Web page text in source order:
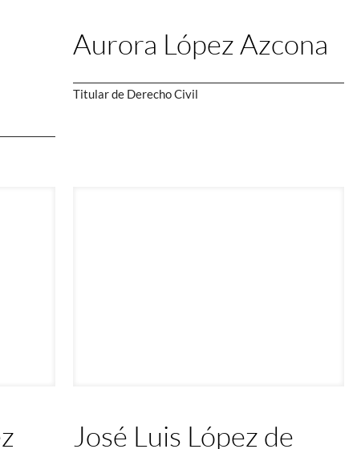
Aurora López Azcona
Titular de Derecho Civil
José Luis López de